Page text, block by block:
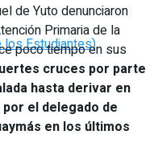
los Estudiantes)
de Yuto denunciaron
Primaria de la
poco tiempo en sus
cruces por parte
hasta derivar en
el delegado de
en los últimos